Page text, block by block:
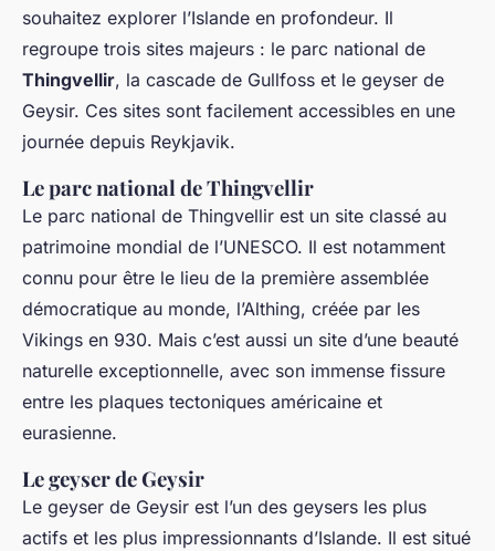
souhaitez explorer l’Islande en profondeur. Il
regroupe trois sites majeurs : le parc national de
Thingvellir, la cascade de Gullfoss et le geyser de
Geysir. Ces sites sont facilement accessibles en une
journée depuis Reykjavik.
Le parc national de Thingvellir
Le parc national de Thingvellir est un site classé au
patrimoine mondial de l’UNESCO. Il est notamment
connu pour être le lieu de la première assemblée
démocratique au monde, l’Althing, créée par les
Vikings en 930. Mais c’est aussi un site d’une beauté
naturelle exceptionnelle, avec son immense fissure
entre les plaques tectoniques américaine et
eurasienne.
Le geyser de Geysir
Le geyser de Geysir est l’un des geysers les plus
actifs et les plus impressionnants d’Islande. Il est situé